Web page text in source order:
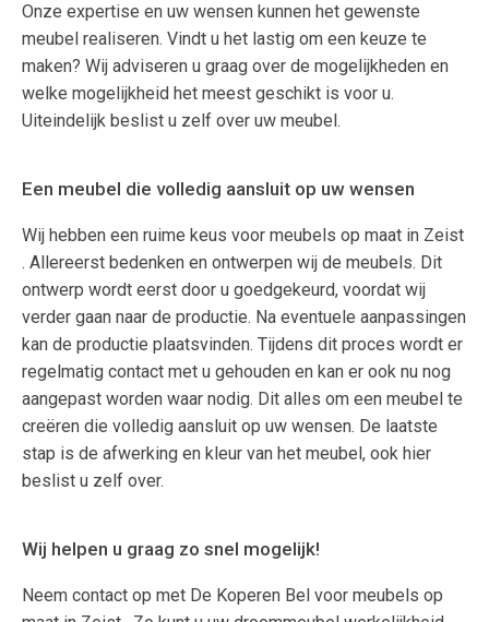
Onze expertise en uw wensen kunnen het gewenste
meubel realiseren. Vindt u het lastig om een keuze te
maken? Wij adviseren u graag over de mogelijkheden en
welke mogelijkheid het meest geschikt is voor u.
Uiteindelijk beslist u zelf over uw meubel.
Een meubel die volledig aansluit op uw wensen
Wij hebben een ruime keus voor meubels op maat in Zeist
. Allereerst bedenken en ontwerpen wij de meubels. Dit
ontwerp wordt eerst door u goedgekeurd, voordat wij
verder gaan naar de productie. Na eventuele aanpassingen
kan de productie plaatsvinden. Tijdens dit proces wordt er
regelmatig contact met u gehouden en kan er ook nu nog
aangepast worden waar nodig. Dit alles om een meubel te
creëren die volledig aansluit op uw wensen. De laatste
stap is de afwerking en kleur van het meubel, ook hier
beslist u zelf over.
Wij helpen u graag zo snel mogelijk!
Neem contact op met De Koperen Bel voor meubels op